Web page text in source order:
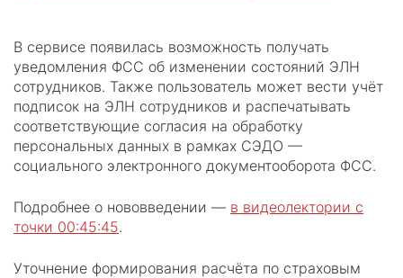
В сервисе появилась возможность получать
уведомления ФСС об изменении состояний ЭЛН
сотрудников. Также пользователь может вести учёт
подписок на ЭЛН сотрудников и распечатывать
соответствующие согласия на обработку
персональных данных в рамках СЭДО —
социального электронного документооборота ФСС.
Подробнее о нововведении — в видеолектории с
точки 00:45:45.
Уточнение формирования расчёта по страховым